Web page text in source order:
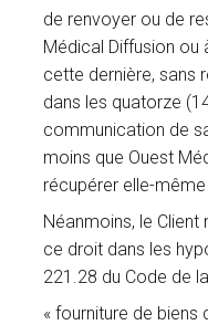
de renvoyer ou de
Médical Diffusion ou
cette dernière, sans
dans les quatorze
communication de
moins que Ouest
récupérer elle-même
Néanmoins, le
ce droit dans les
221.28 du Code de
« fourniture de biens